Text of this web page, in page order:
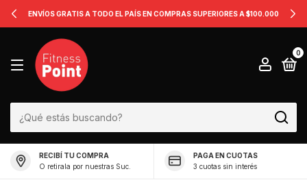
ENVÍOS GRATIS A TODO EL PAÍS EN COMPRAS SUPERIORES A $100.000
0
RECIBÍ TU COMPRA
O retirala por nuestras Suc.
PAGA EN CUOTAS
3 cuotas sin interés